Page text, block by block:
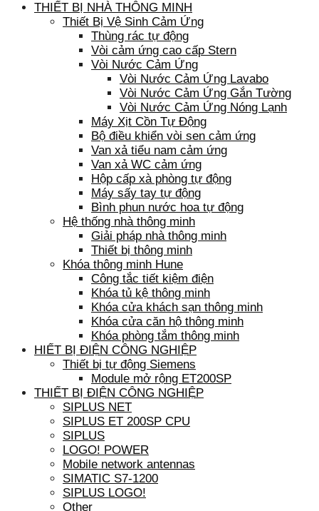
THIẾT BỊ NHÀ THÔNG MINH
Thiết Bị Vệ Sinh Cảm Ứng
Thùng rác tự động
Vòi cảm ứng cao cấp Stern
Vòi Nước Cảm Ứng
Vòi Nước Cảm Ứng Lavabo
Vòi Nước Cảm Ứng Gắn Tường
Vòi Nước Cảm Ứng Nóng Lạnh
Máy Xịt Cồn Tự Động
Bộ điều khiển vòi sen cảm ứng
Van xả tiểu nam cảm ứng
Van xả WC cảm ứng
Hộp cấp xà phòng tự động
Máy sấy tay tự động
Bình phun nước hoa tự động
Hệ thống nhà thông minh
Giải pháp nhà thông minh
Thiết bị thông minh
Khóa thông minh Hune
Công tắc tiết kiệm điện
Khóa tủ kệ thông minh
Khóa cửa khách sạn thông minh
Khóa cửa căn hộ thông minh
Khóa phòng tắm thông minh
HIẾT BỊ ĐIỆN CÔNG NGHIỆP
Thiết bị tự động Siemens
Module mở rộng ET200SP
THIẾT BỊ ĐIỆN CÔNG NGHIỆP
SIPLUS NET
SIPLUS ET 200SP CPU
SIPLUS
LOGO! POWER
Mobile network antennas
SIMATIC S7-1200
SIPLUS LOGO!
Other